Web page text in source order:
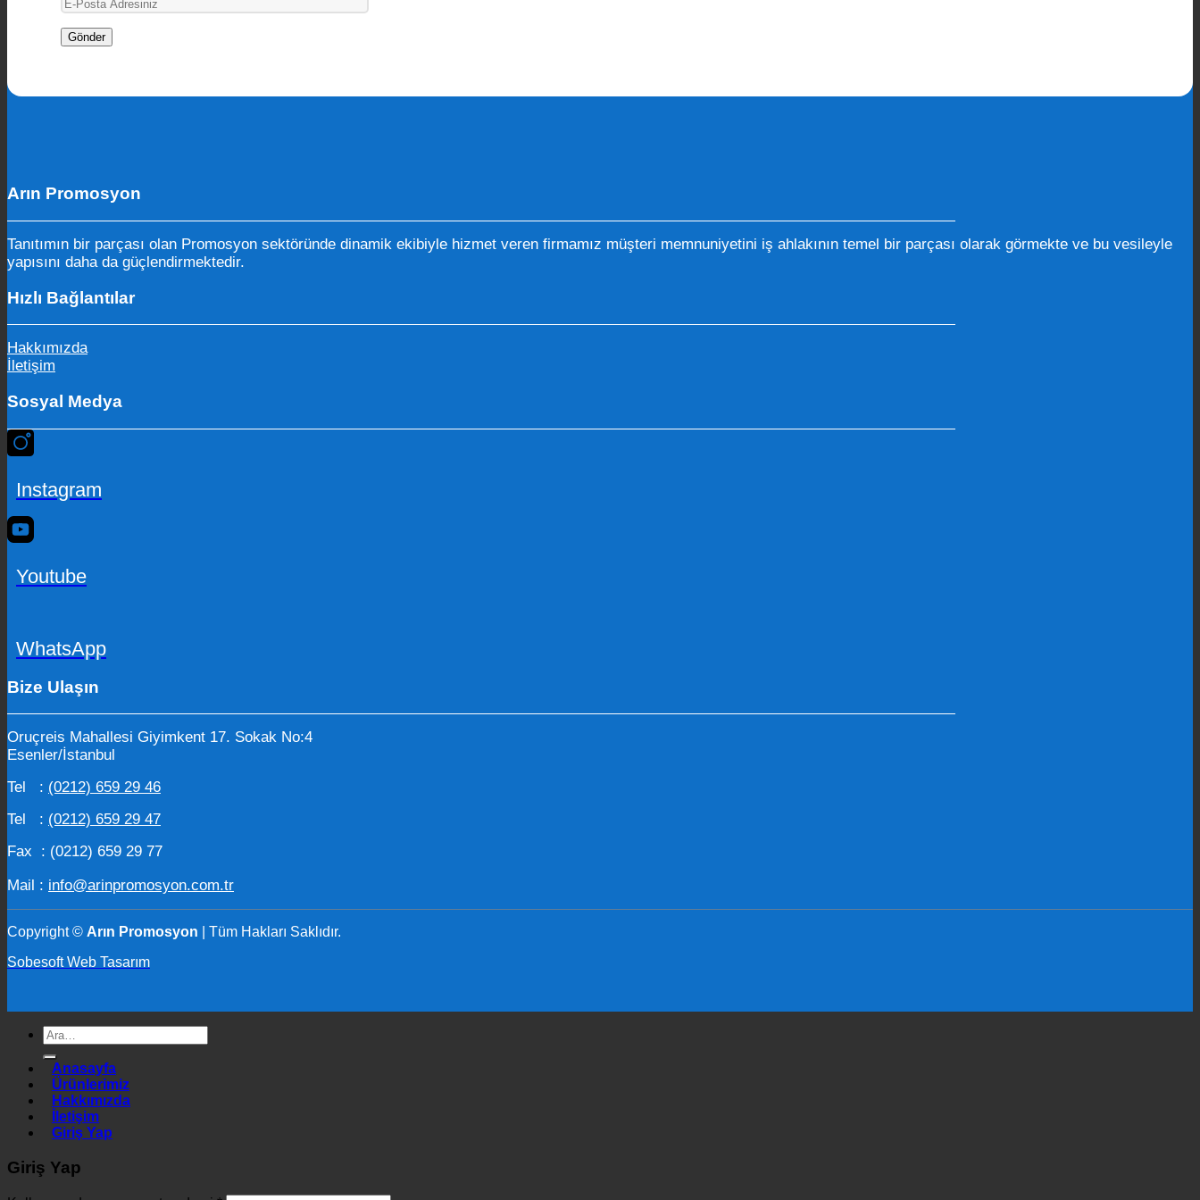
Arın Promosyon
Tanıtımın bir parçası olan Promosyon sektöründe dinamik ekibiyle hizmet veren firmamız müşteri memnuniyetini iş ahlakının temel bir parçası olarak görmekte ve bu vesileyle
yapısını daha da güçlendirmektedir.
Hızlı Bağlantılar
Hakkımızda
İletişim
Sosyal Medya
Instagram
Youtube
WhatsApp
Bize Ulaşın
Oruçreis Mahallesi Giyimkent 17. Sokak No:4
Esenler/İstanbul
Tel : (0212) 659 29 46
Tel : (0212) 659 29 47
Fax : (0212) 659 29 77
Mail : info@arinpromosyon.com.tr
Copyright © Arın Promosyon
| Tüm Hakları Saklıdır.
Sobesoft Web Tasarım
Ara:
Anasayfa
Ürünlerimiz
Hakkımızda
İletişim
Giriş Yap
Giriş Yap